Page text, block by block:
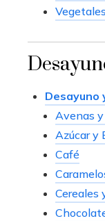
Desayuno
Avenas y
Azúcar y
Café
Cereales